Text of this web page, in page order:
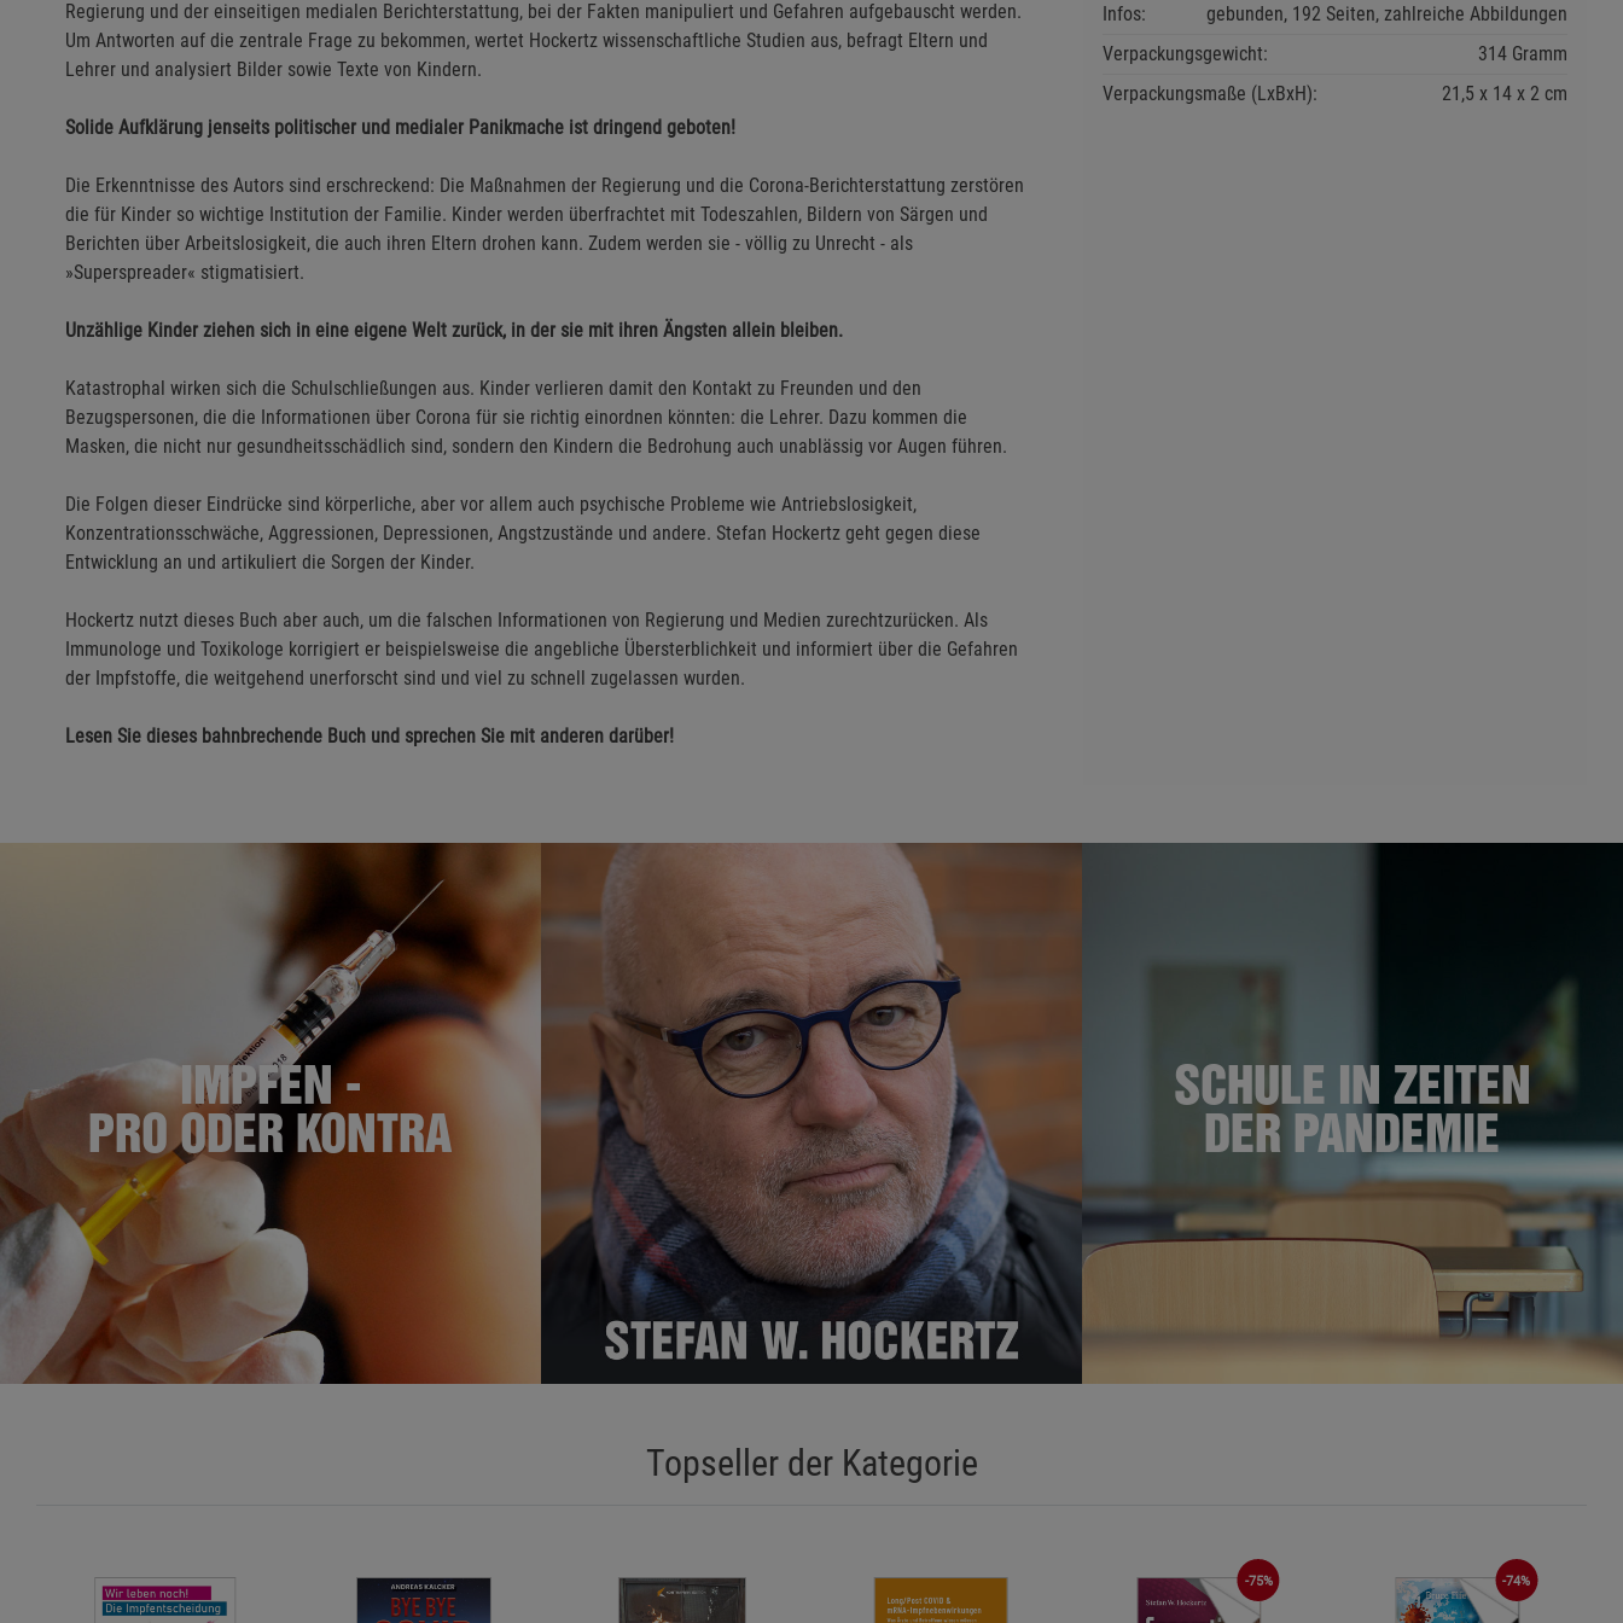
Regierung und der einseitigen medialen Berichterstattung, bei der Fakten manipuliert und Gefahren aufgebauscht werden.
Um Antworten auf die zentrale Frage zu bekommen, wertet Hockertz wissenschaftliche Studien aus, befragt Eltern und
Lehrer und analysiert Bilder sowie Texte von Kindern.
Solide Aufklärung jenseits politischer und medialer Panikmache ist dringend geboten!
Die Erkenntnisse des Autors sind erschreckend: Die Maßnahmen der Regierung und die Corona-Berichterstattung zerstören
die für Kinder so wichtige Institution der Familie. Kinder werden überfrachtet mit Todeszahlen, Bildern von Särgen und
Berichten über Arbeitslosigkeit, die auch ihren Eltern drohen kann. Zudem werden sie - völlig zu Unrecht - als
»Superspreader« stigmatisiert.
Unzählige Kinder ziehen sich in eine eigene Welt zurück, in der sie mit ihren Ängsten allein bleiben.
Katastrophal wirken sich die Schulschließungen aus. Kinder verlieren damit den Kontakt zu Freunden und den
Bezugspersonen, die die Informationen über Corona für sie richtig einordnen könnten: die Lehrer. Dazu kommen die
Masken, die nicht nur gesundheitsschädlich sind, sondern den Kindern die Bedrohung auch unablässig vor Augen führen.
Die Folgen dieser Eindrücke sind körperliche, aber vor allem auch psychische Probleme wie Antriebslosigkeit,
Konzentrationsschwäche, Aggressionen, Depressionen, Angstzustände und andere. Stefan Hockertz geht gegen diese
Entwicklung an und artikuliert die Sorgen der Kinder.
Hockertz nutzt dieses Buch aber auch, um die falschen Informationen von Regierung und Medien zurechtzurücken. Als
Immunologe und Toxikologe korrigiert er beispielsweise die angebliche Übersterblichkeit und informiert über die Gefahren
der Impfstoffe, die weitgehend unerforscht sind und viel zu schnell zugelassen wurden.
Lesen Sie dieses bahnbrechende Buch und sprechen Sie mit anderen darüber!
Infos:
gebunden, 192 Seiten, zahlreiche Abbildungen
Verpackungsgewicht:
314 Gramm
Verpackungsmaße (LxBxH):
21,5 14 2cm
IMPFEN -
PRO ODER KONTRA
SCHULE IN ZEITEN
DER PANDEMIE
Topseller der Kategorie
-75% -74%
Statistik Cookies (2)
Marketing Cookies (3)
Beschreibung Marketing Cookies
Cookie-Informationenanzeigen